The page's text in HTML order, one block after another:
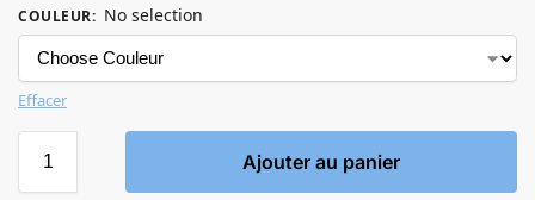
COULEUR: No selection
Effacer
Ajouter au panier